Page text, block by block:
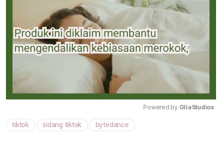
Powered by GliaStudios
tiktok sidang tiktok bytedance